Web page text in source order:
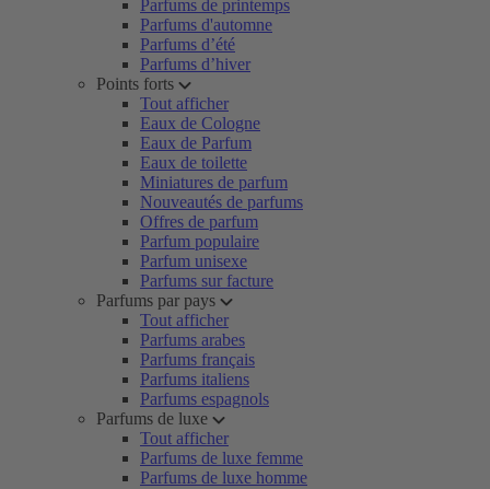
Parfums de printemps
Parfums d'automne
Parfums d’été
Parfums d’hiver
Points forts
Tout afficher
Eaux de Cologne
Eaux de Parfum
Eaux de toilette
Miniatures de parfum
Nouveautés de parfums
Offres de parfum
Parfum populaire
Parfum unisexe
Parfums sur facture
Parfums par pays
Tout afficher
Parfums arabes
Parfums français
Parfums italiens
Parfums espagnols
Parfums de luxe
Tout afficher
Parfums de luxe femme
Parfums de luxe homme